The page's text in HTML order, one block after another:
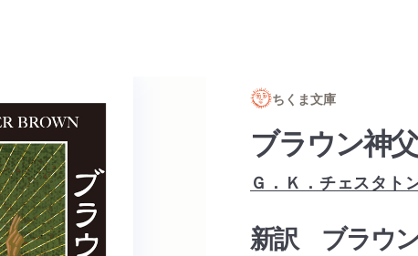
ちくま文庫
ブラウン神
Ｇ．Ｋ．チェスタト
新訳 ブラウ